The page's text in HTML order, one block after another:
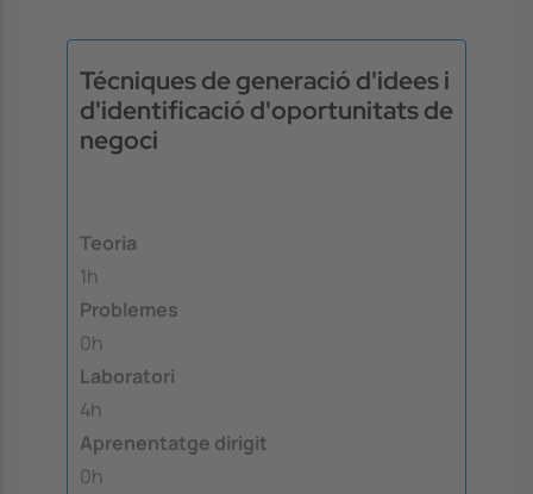
Técniques de generació d'idees i
d'identificació d'oportunitats de
negoci
Teoria
1h
Problemes
0h
Laboratori
4h
Aprenentatge dirigit
0h